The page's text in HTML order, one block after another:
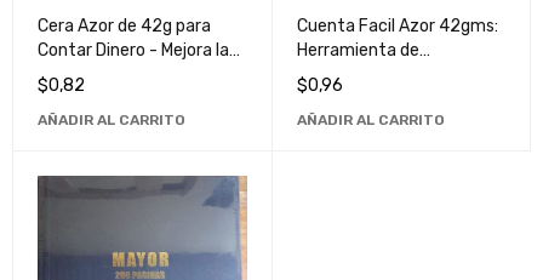
Cera Azor de 42g para
Contar Dinero - Mejora la
Eficiencia y Precisión
$0,82
AÑADIR AL CARRITO
Cuenta Facil Azor 42gms:
Herramienta de
Contabilidad Eficiente y
Ligera
$0,96
AÑADIR AL CARRITO